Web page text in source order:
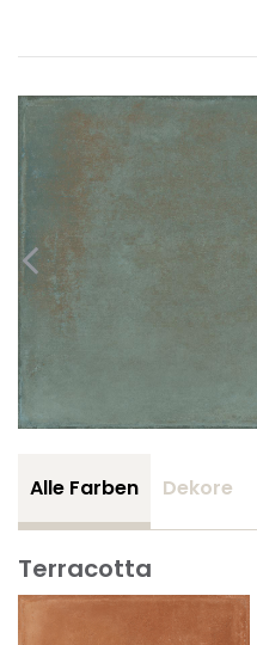
Alle Farben Dekore
Terracotta